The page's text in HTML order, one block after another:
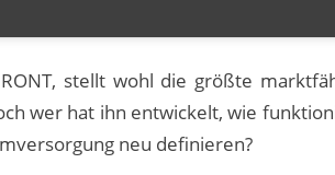
stellt wohl die größte
wer hat ihn entwickelt, wie
neu definieren?